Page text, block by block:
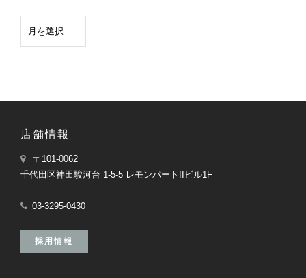
店舗情報
〒101-0062
千代田区神田駿河台 1-5-5 レモンパートIIビル1F
03-3295-0430
採用情報